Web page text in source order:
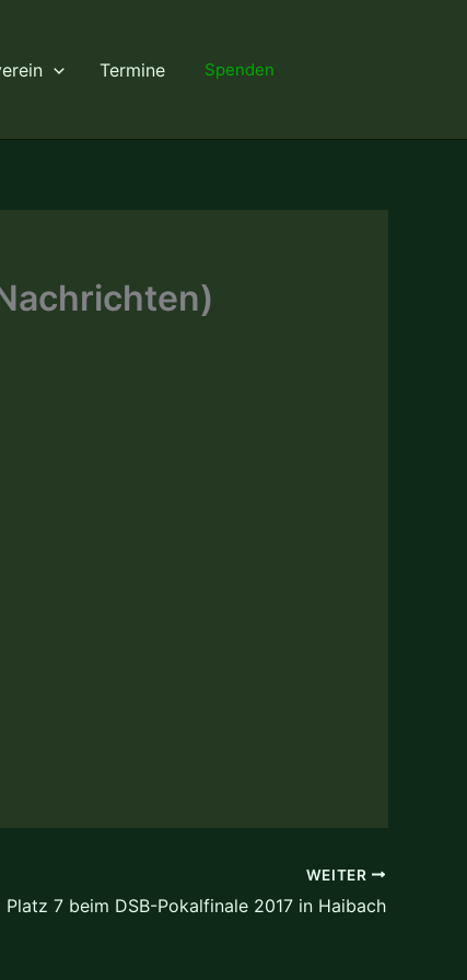
Termine Spenden
WEITER
Platz 7 beim DSB-Pokalfinale 2017 in Haibach